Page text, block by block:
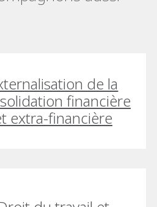
de la
financière
extra-financière